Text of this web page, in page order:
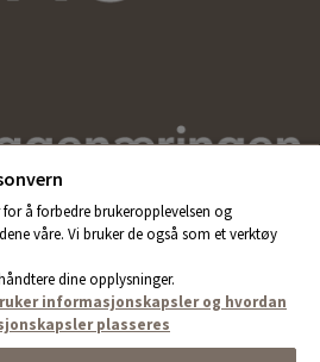
å forbedre brukeropplevelsen og
våre. Vi bruker de også som et verktøy
dine opplysninger.
informasjonskapsler og hvordan
plasseres